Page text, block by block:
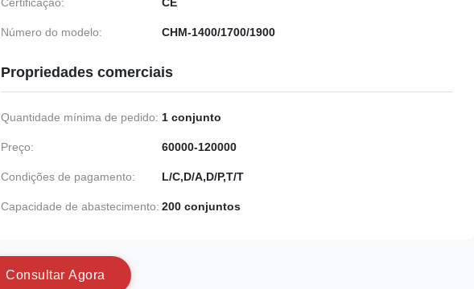
Número do modelo: CHM-1400/1700/1900
Propriedades comerciais
Quantidade mínima de pedido: 1 conjunto
Preço: 60000-120000
Condições de pagamento: L/C,D/A,D/P,T/T
Capacidade de abastecimento: 200 conjuntos
Consu tar Agora